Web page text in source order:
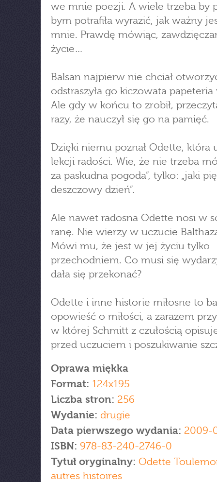
we mnie poezji. A wiele trzeba by
bym potrafiła wyrazić, jak ważny
mnie. Prawdę mówiąc,
życie…
Balsan najpierw nie chciał
odstraszyła go kiczowata
Ale gdy w końcu to zrobił,
razy, że nauczył się go na pamięć.
Dzięki niemu poznał Odette, która
lekcji radości. Wie, że nie trzeba
za paskudna pogoda”, tylko: „jaki
deszczowy dzień”.
Ale nawet radosna Odette nosi w
ranę. Nie wierzy w uczucie
Mówi mu, że jest w jej życiu tylko
przechodniem. Co musi się
dała się przekonać?
Odette i inne historie miłosne to
opowieść o miłości, a zarazem
w której Schmitt z czułością
przed uczuciem i poszukiwanie
Oprawa miękka
Format: 124x195
Liczba stron: 256
Wydanie: drugie
Data pierwszego wydania: 2009-
ISBN: 978-83-240-2746-0
Tytuł oryginalny: Odette
autres histoires